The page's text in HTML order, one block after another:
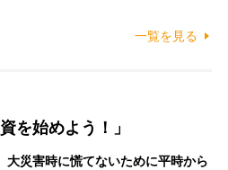
一覧を見る
を始めよう！」
大災害時に慌てないために平時から